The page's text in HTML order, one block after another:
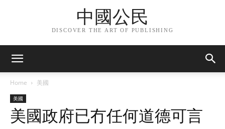
中國公民
DISCOVER THE ART OF PUBLISHING
Home 美國
美國
美國政府已冇任何道德可言